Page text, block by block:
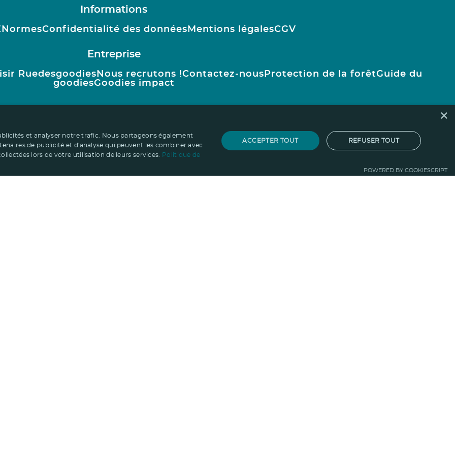
Informations
NormesConfidentialité des données Mentions légalesCGV
Entreprise
Ruedesgoodies Nous recrutons !Contactez-nous Protection de la forêtGuide du
goodiesGoodies impact
×
et analyser notre trafic. Nous partageons également
de publicité et d'analyse qui peuvent les combiner avec
lors de votre utilisation de leurs services.
Politique de
ACCEPTER TOUT REFUSER TOUT
POWERED BY COOKIESCRIPT